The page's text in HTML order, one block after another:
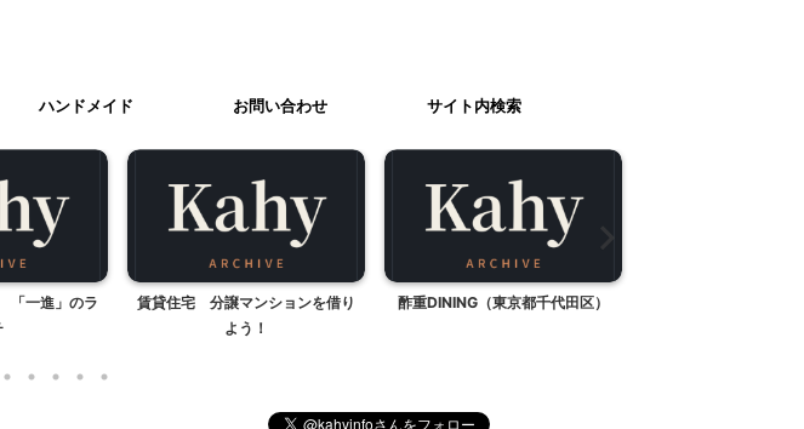
ハンドメイド お問い合わせ サイト内検索
「一進」のラ
賃貸住宅 分譲マンションを借り
よう！
酢重DINING（東京都千代田区）